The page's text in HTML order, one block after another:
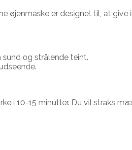
øjenmaske er designet til, at
og strålende teint.
i 10-15 minutter. Du vil straks